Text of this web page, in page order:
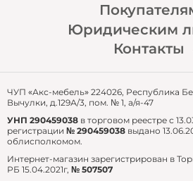
Наша
Новости
Публичный
Доставка и
Гарантия и
Юридическим
Для
Контакты
тел.: +375 29 361
ЧУП «Акс-мебель» 224026, Республика
Вычулки, д.129А/3, пом. № 1, а/я-47
УНП 290459038 в торговом реестре с
регистрации № 290459038 выдано
облисполкомом.
Интернет-магазин зарегистрирован в
РБ 15.04.2021г, № 507507